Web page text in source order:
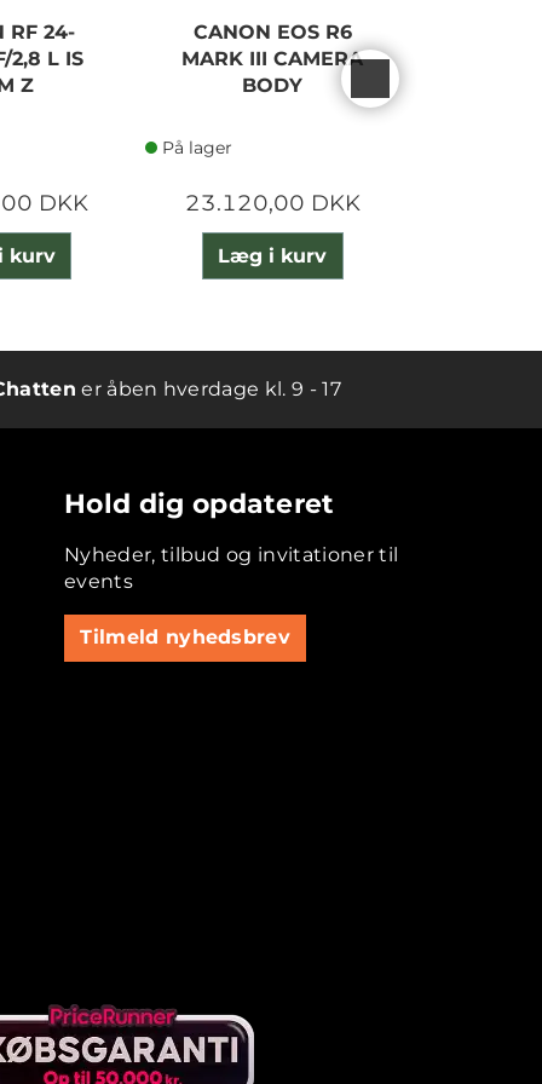
RF 24-
2,8 L IS
Z
DKK
kurv
CANON EOS R6
MARK III CAMERA
BODY
På lager
23.120,00 DKK
Læg i kurv
er åben hverdage kl. 9 - 17
Hold dig opdateret
Nyheder, tilbud og invitationer til
events
Tilmeld nyhedsbrev